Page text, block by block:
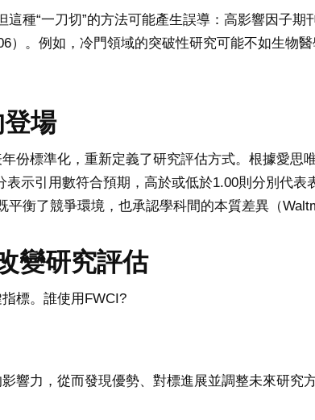
種“一刀切”的方法可能產生誤導：高影響因子期
）。例如，冷門領域的突破性研究可能不如生物
場
份標準化，重新定義了研究評估方式。根據愛思
示引用數符合預期，高於或低於1.00則分別代表
衡了競爭環境，也承認學科間的本質差異（
變研究評估
標。 誰使用FWCI?
響力，從而發現優勢、對標進展並調整未來研究方